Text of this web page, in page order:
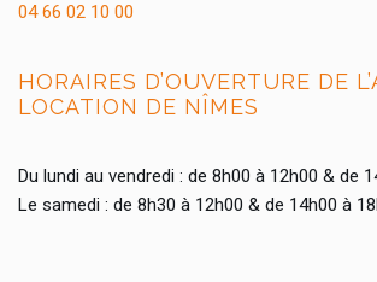
04 66 02 10 00
HORAIRES D’OUVERTURE DE
LOCATION DE NÎMES
Du lundi au vendredi : de 8h00 à 12h00 & de
Le samedi : de 8h30 à 12h00 & de 14h00 à